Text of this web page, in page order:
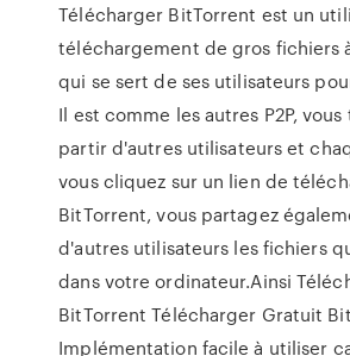
Télécharger BitTorrent est un
téléchargement de gros fichiers
qui se sert de ses utilisateurs
Il est comme les autres P2P,
partir d'autres utilisateurs et
vous cliquez sur un lien de
BitTorrent, vous partagez
d'autres utilisateurs les fichiers
dans votre ordinateur.Ainsi
BitTorrent Télécharger Gratuit
Implémentation facile à utiliser